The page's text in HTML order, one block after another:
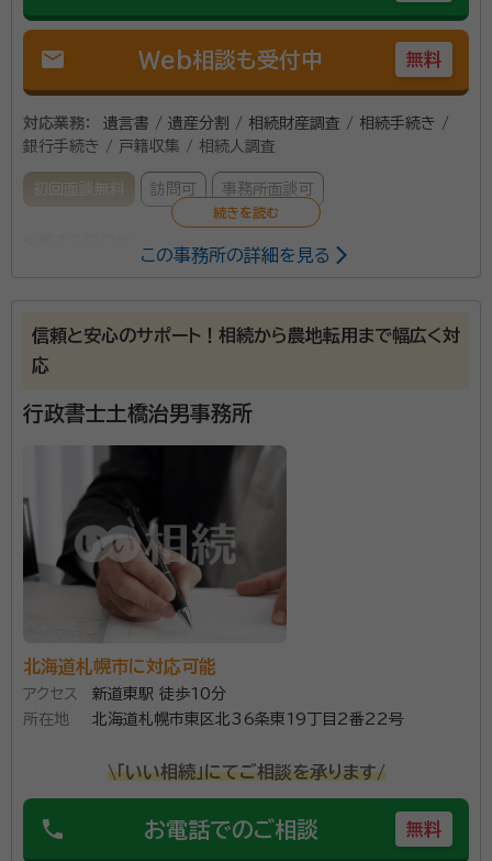
mail Web相談も受付中 無料
対応業務：
遺言書 / 遺産分割 / 相続財産調査 / 相続手続き /
銀行手続き / 戸籍収集 / 相続人調査
初回面談無料 訪問可 事務所面談可
資格等：行政書士
所属団体：
この事務所の詳細を見る
信頼と安心のサポート！相続から農地転用まで幅広く対
応
行政書士土橋治男事務所
北海道札幌市に対応可能
アクセス
新道東駅 徒歩10分
所在地
北海道札幌市東区北36条東19丁目2番22号
\「いい相続」にてご相談を承ります/
phone お電話でのご相談 無料